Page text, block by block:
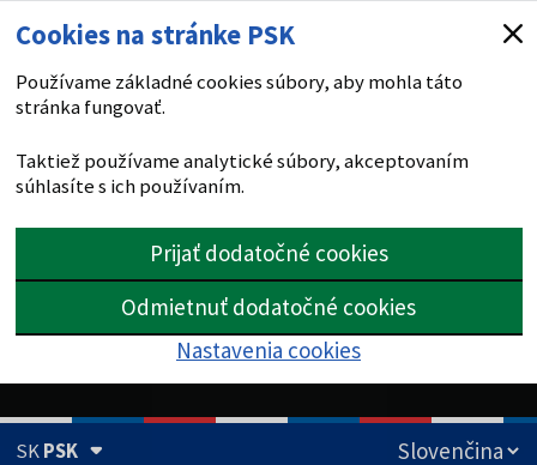
Cookies na stránke PSK
Používame základné cookies súbory, aby mohla táto
stránka fungovať.
Taktiež používame analytické súbory, akceptovaním
súhlasíte s ich používaním.
Prijať dodatočné cookies
Odmietnuť dodatočné cookies
Nastavenia cookies
SKPSK